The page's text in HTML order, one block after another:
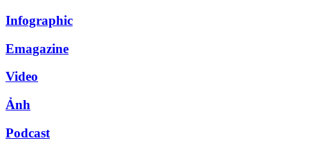
Infographic
Emagazine
Video
Ảnh
Podcast